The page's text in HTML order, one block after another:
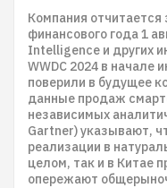
Компания отчитается
финансового года 1
Intelligence и других
WWDC 2024 в начале
поверили в будущее
данные продаж
независимых
Gartner) указывают,
реализации в
целом, так и в Китае
опережают